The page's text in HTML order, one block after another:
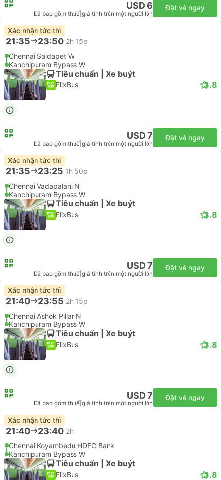
USD 6
Đã bao gồm thuế giá tính trên một người lớn
Đặt vé ngay
Xác nhận tức thì
21:35 23:50 2h 15p
Chennai Saidapet W
Kanchipuram Bypass W
Tiêu chuẩn | Xe buýt
FlixBus 3.8
USD 7
Đã bao gồm thuế giá tính trên một người lớn
Đặt vé ngay
Xác nhận tức thì
21:35 23:25 1h 50p
Chennai Vadapalani N
Kanchipuram Bypass W
Tiêu chuẩn | Xe buýt
FlixBus 3.8
USD 7
Đã bao gồm thuế giá tính trên một người lớn
Đặt vé ngay
Xác nhận tức thì
21:40 23:55 2h 15p
Chennai Ashok Pillar N
Kanchipuram Bypass W
Tiêu chuẩn | Xe buýt
FlixBus 3.8
USD 7
Đã bao gồm thuế giá tính trên một người lớn
Đặt vé ngay
Xác nhận tức thì
21:40 23:40 2h
Chennai Koyambedu HDFC Bank
Kanchipuram Bypass W
Tiêu chuẩn | Xe buýt
FlixBus 3.8